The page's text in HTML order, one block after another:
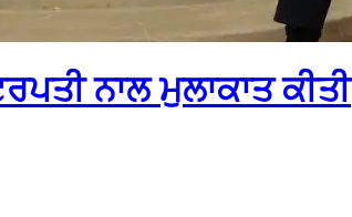
ਨਾਲ ਮੁਲਾਕਾਤ ਕੀਤੀ